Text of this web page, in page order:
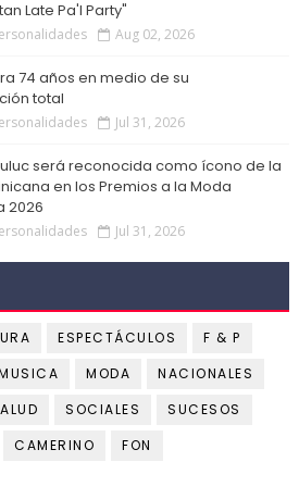
Late Pa'l Party"
Aug 02, 2026
74 años en medio de su
total
Jul 31, 2026
será reconocida como ícono de la
en los Premios a la Moda
2026
Jul 31, 2026
ESPECTÁCULOS
F & P
MODA
NACIONALES
SOCIALES
SUCESOS
CAMERINO FON